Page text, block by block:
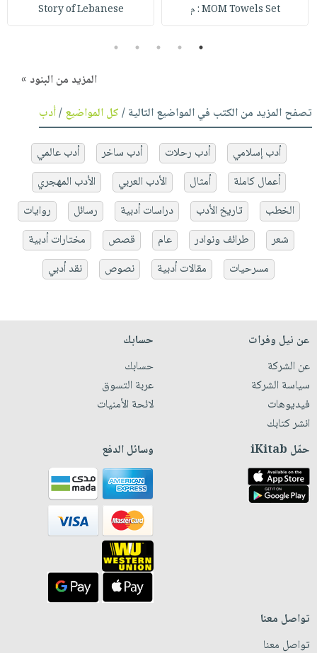
MOM Towels Set : م Story of Lebanese
1
2
3
4
5
المزيد من البنود »
تصفح المزيد من الكتب في المواضيع التالية /كل المواضيع/أدب
أدب إسلامي أدب رحلات أدب ساخر
أدب عالمي
أعمال كاملة
أمثال الأدب العربي
الأدب المهجري
الخطب
تاريخ الأدب دراسات أدبية رسائل
روايات
شعر
طرائف ونوادر عام قصص
مختارات أدبية
مسرحيات
مقالات أدبية نصوص نقد أدبي
عن نيل وفرات
عن الشركة
سياسة الشركة
فيديوهات
انشر كتابك
حسابك
حسابك
عربة التسوق
لائحة الأمنيات
حمّل iKitab وسائل الدفع
تواصل معنا
تواصل معنا